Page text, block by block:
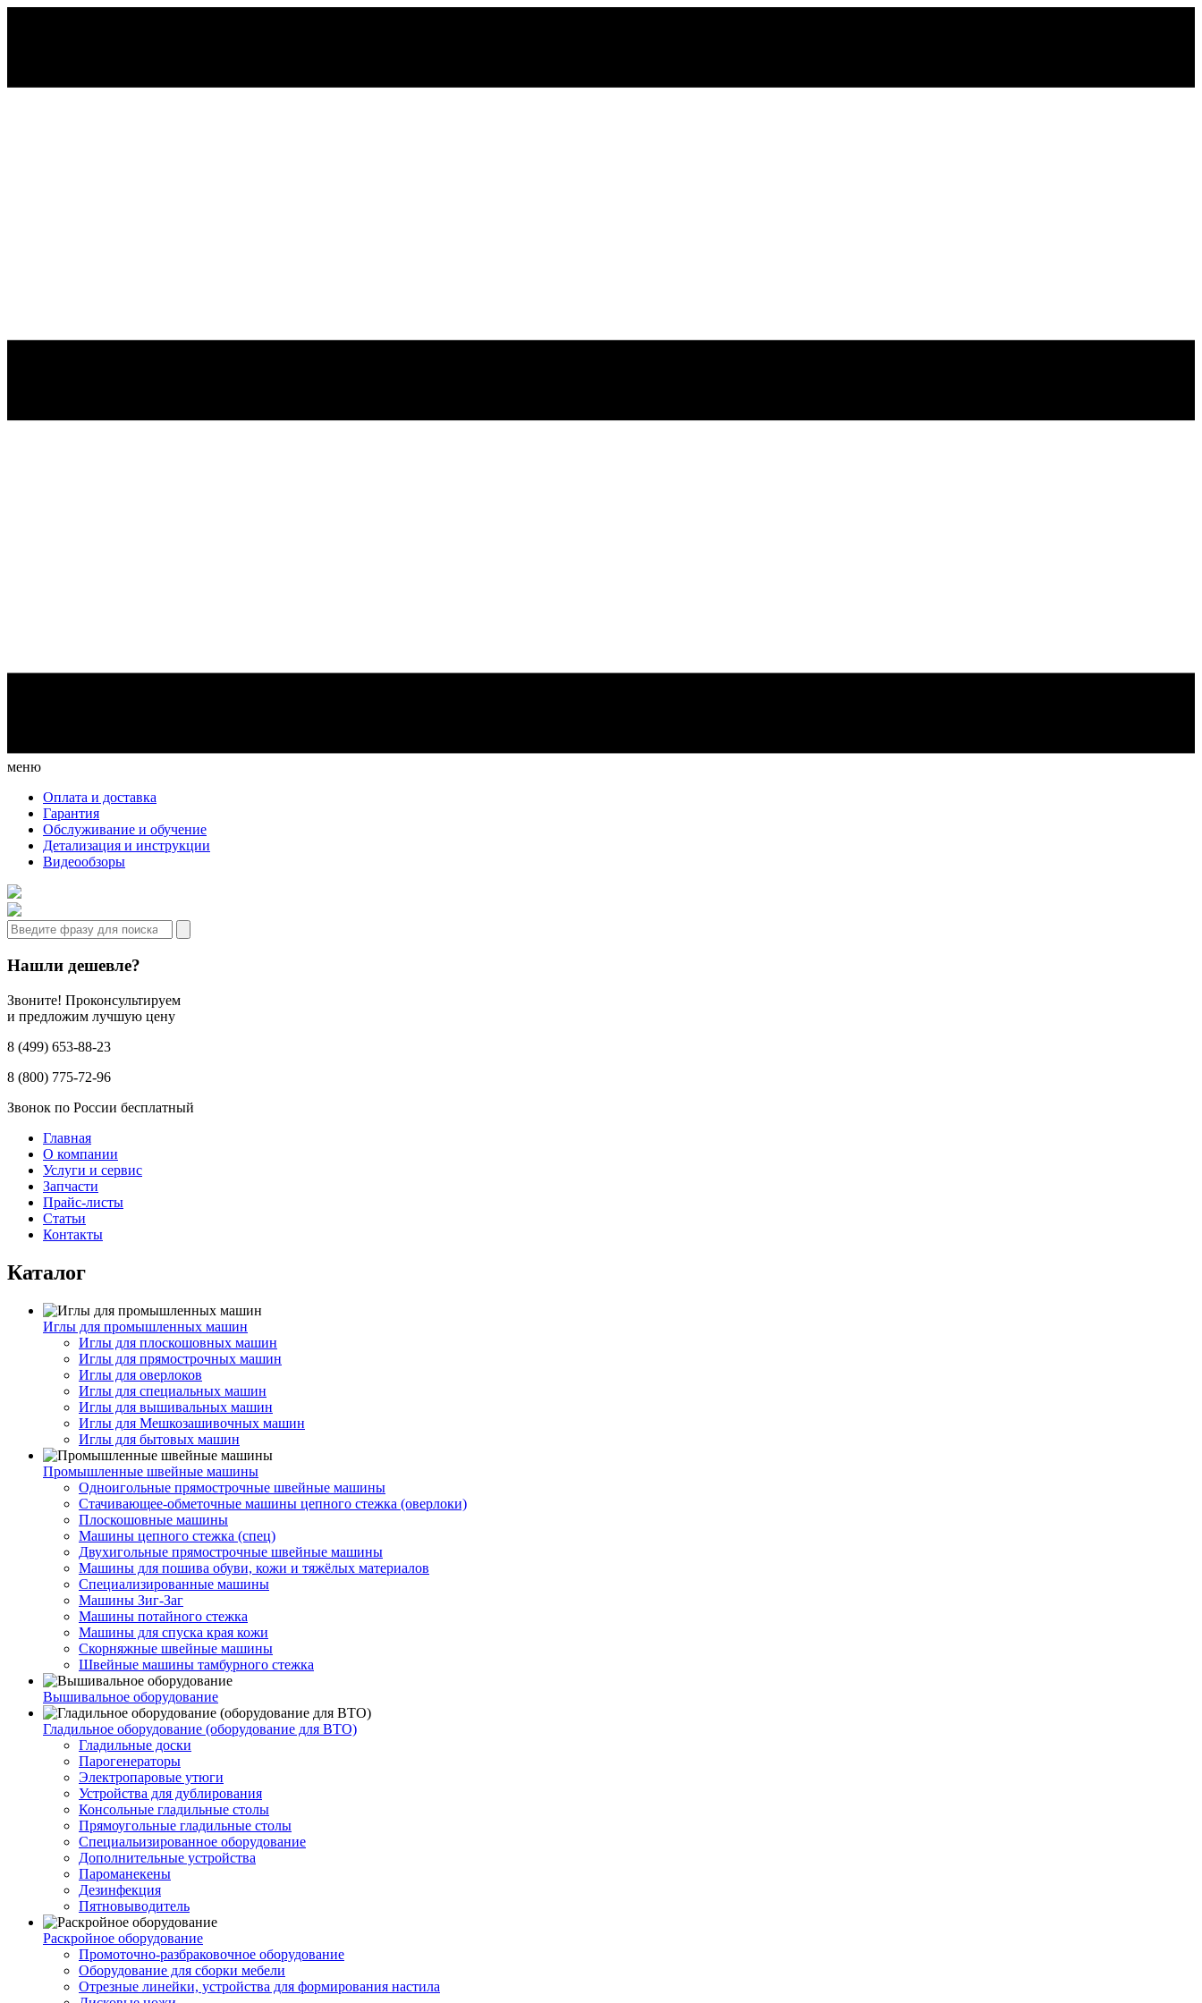
меню
Оплата и доставка
Гарантия
Обслуживание и обучение
Детализация и инструкции
Видеообзоры
Нашли дешевле?
Звоните! Проконсультируем
и предложим лучшую цену
8 (499) 653-88-23
8 (800) 775-72-96
Звонок по России бесплатный
Главная
О компании
Услуги и сервис
Запчасти
Прайс-листы
Статьи
Контакты
Каталог
Иглы для промышленных машин
Иглы для плоскошовных машин
Иглы для прямострочных машин
Иглы для оверлоков
Иглы для специальных машин
Иглы для вышивальных машин
Иглы для Мешкозашивочных машин
Иглы для бытовых машин
Промышленные швейные машины
Одноигольные прямострочные швейные машины
Стачивающее-обметочные машины цепного стежка (оверлоки)
Плоскошовные машины
Машины цепного стежка (спец)
Двухигольные прямострочные швейные машины
Машины для пошива обуви, кожи и тяжёлых материалов
Специализированные машины
Машины Зиг-Заг
Машины потайного стежка
Машины для спуска края кожи
Скорняжные швейные машины
Швейные машины тамбурного стежка
Вышивальное оборудование
Гладильное оборудование (оборудование для ВТО)
Гладильные доски
Парогенераторы
Электропаровые утюги
Устройства для дублирования
Консольные гладильные столы
Прямоугольные гладильные столы
Специальизированное оборудование
Дополнительные устройства
Пароманекены
Дезинфекция
Пятновыводитель
Раскройное оборудование
Промоточно-разбраковочное оборудование
Оборудование для сборки мебели
Отрезные линейки, устройства для формирования настила